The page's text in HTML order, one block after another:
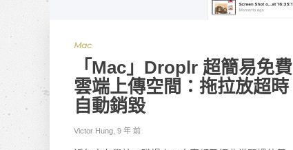
Mac
「Mac」Droplr 超簡易免費
雲端上傳空間：拖拉放超時
自動銷毀
Victor Hung 9 年 前